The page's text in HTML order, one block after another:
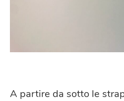
A partire da sotto le